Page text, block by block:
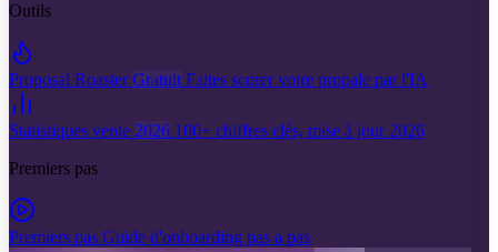
Outils
Proposal RoasterGratuit Faites scorer votre propale par l'IA
Statistiques vente 2026 100+ chiffres clés, mise à jour 2026
Premiers pas
Premiers pas Guide d'onboarding pas a pas